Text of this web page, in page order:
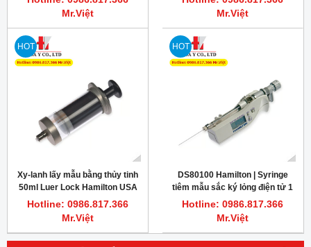
Mr.Việt
Mr.Việt
HOT
Xy-lanh lấy mẫu bằng thủy tinh
50ml Luer Lock Hamilton USA
Hotline: 0986.817.366
Mr.Việt
HOT
DS80100 Hamilton | Syringe
tiêm mẫu sắc ký lỏng điện tử 1
µL Microliter Knurled Hub
Hotline: 0986.817.366
Mr.Việt